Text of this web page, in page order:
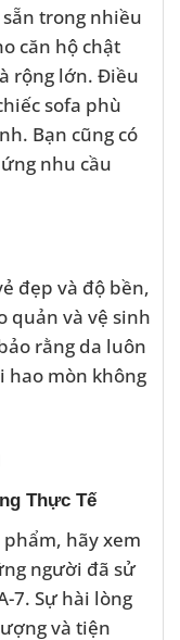
sẵn trong nhiều
căn hộ chật
rộng lớn. Điều
sofa phù
Bạn cũng có
nhu cầu
đẹp và độ bền,
quản và vệ sinh
rằng da luôn
hao mòn không
Thực Tế
hãy xem
người đã sử
7. Sự hài lòng
và tiện